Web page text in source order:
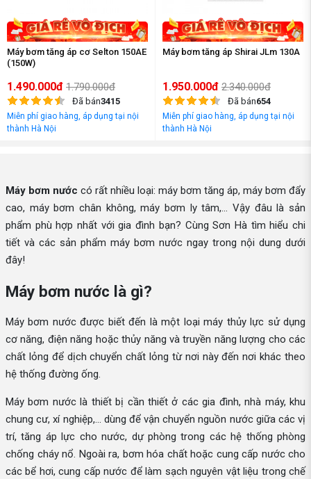
Máy bơm tăng áp cơ Selton 150AE
(150W)
1.490.000đ 1.790.000đ
Đã bán3415
Miễn phí giao hàng, áp dụng tại nội
thành Hà Nội
Máy bơm tăng áp Shirai JLm 130A
1.950.000đ 2.340.000đ
Đã bán654
Miễn phí giao hàng, áp dụng tại nội
thành Hà Nội
Máy bơm nước có rất nhiều loại: máy bơm tăng áp, máy bơm đẩy
cao, máy bơm chân không, máy bơm ly tâm,... Vậy đâu là sản
phẩm phù hợp nhất với gia đình bạn? Cùng Sơn Hà tìm hiểu chi
tiết và các sản phẩm máy bơm nước ngay trong nội dung dưới
đây!
Máy bơm nước là gì?
Máy bơm nước được biết đến là một loại máy thủy lực sử dụng
cơ năng, điện năng hoặc thủy năng và truyền năng lượng cho các
chất lỏng để dịch chuyển chất lỏng từ nơi này đến nơi khác theo
hệ thống đường ống.
Máy bơm nước là thiết bị cần thiết ở các gia đình, nhà máy, khu
chung cư, xí nghiệp,... dùng để vận chuyển nguồn nước giữa các vị
trí, tăng áp lực cho nước, dự phòng trong các hệ thống phòng
chống cháy nổ. Ngoài ra, bơm hóa chất hoặc cung cấp nước cho
các bể hơi, cung cấp nước để làm sạch nguyên vật liệu trong chế